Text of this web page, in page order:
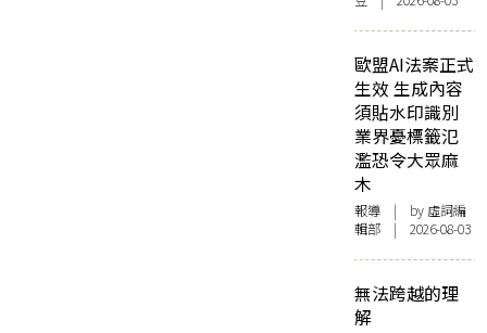
歐盟AI法案正式
生效 生成內容
須貼水印識別
業界憂標籤氾
濫恐令大眾麻
木
報導 | by 虛詞編
輯部 | 2026-08-03
無法跨越的理
解